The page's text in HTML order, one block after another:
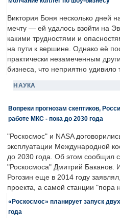
Виктория Боня несколько дней
мечту — ей удалось взойти на
какими трудностями и
на пути к вершине. Однако её
практически незамеченным
бизнеса, что неприятно удивило
НАУКА
Вопреки прогнозам скептиков,
работе МКС - пока до 2030 года
"Роскосмос" и NASA
эксплуатации Международной
до 2030 года. Об этом сообщил
"Роскосмоса" Дмитрий Баканов.
Рогозин еще в 2014 году
проекта, а самой станции "пора
«Роскосмос» планирует запуск
года